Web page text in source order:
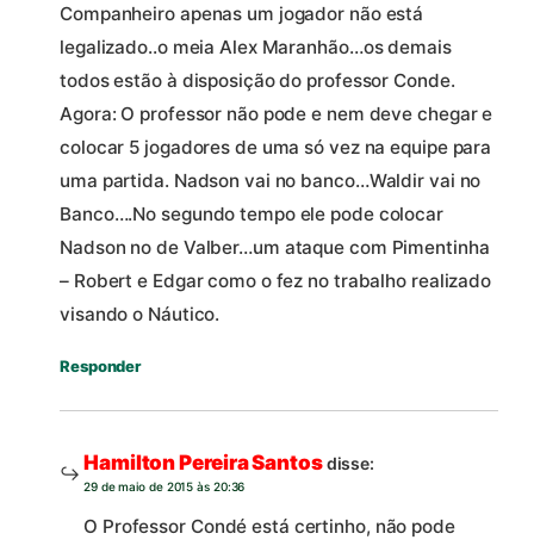
Companheiro apenas um jogador não está
legalizado..o meia Alex Maranhão…os demais
todos estão à disposição do professor Conde.
Agora: O professor não pode e nem deve chegar e
colocar 5 jogadores de uma só vez na equipe para
uma partida. Nadson vai no banco…Waldir vai no
Banco….No segundo tempo ele pode colocar
Nadson no de Valber…um ataque com Pimentinha
– Robert e Edgar como o fez no trabalho realizado
visando o Náutico.
Responder
Hamilton Pereira Santosdisse:
29 de maio de 2015 às 20:36
O Professor Condé está certinho, não pode